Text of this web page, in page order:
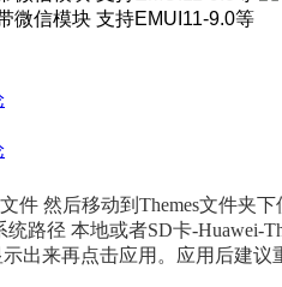
件 然后移动到 Themes文件夹下
统路径 本地或者SD卡-Huawei-
出来再点击应用。 应用后建议